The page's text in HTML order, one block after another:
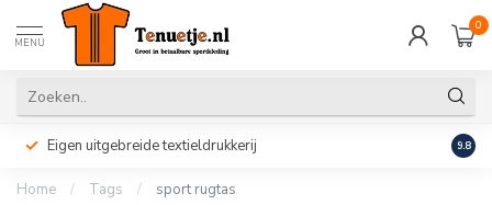
MENU
0
Eigen uitgebreide textieldrukkerij 9.8
Home / Tags / sport rugtas